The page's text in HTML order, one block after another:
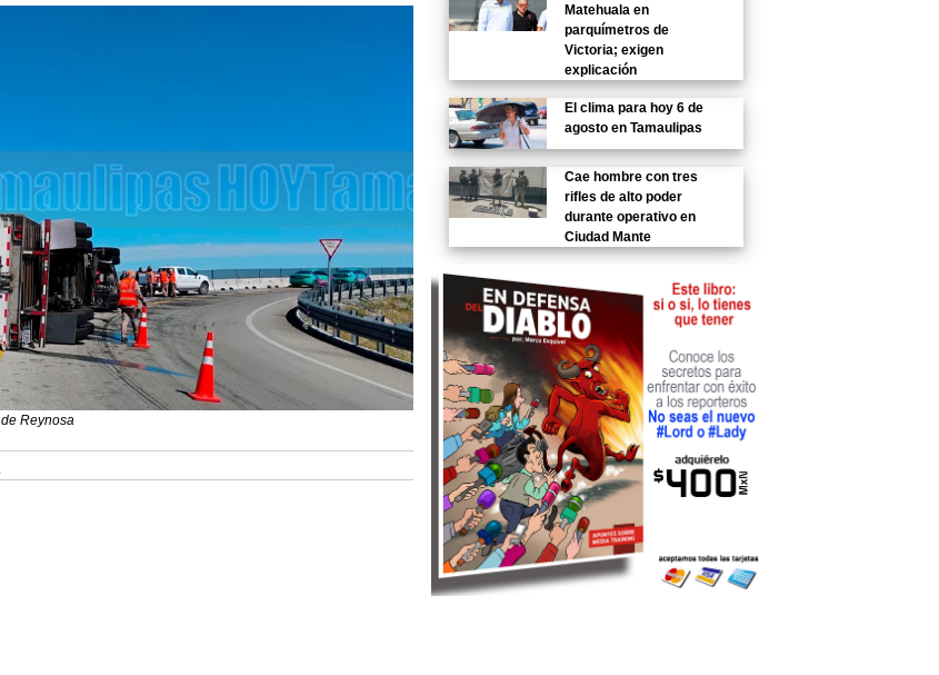
Reynosa
Matehuala en
parquímetros de
Victoria; exigen
explicación
El clima para hoy 6 de
agosto en Tamaulipas
Cae hombre con tres
rifles de alto poder
durante operativo en
Ciudad Mante